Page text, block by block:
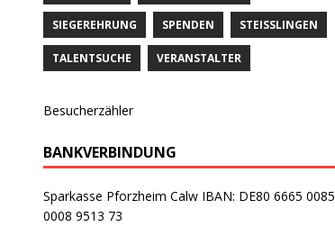
SIEGEREHRUNG SPENDEN STEISSLINGEN
TALENTSUCHE VERANSTALTER
Besucherzähler
BANKVERBINDUNG
Sparkasse Pforzheim Calw IBAN: DE80 6665 0085
0008 9513 73